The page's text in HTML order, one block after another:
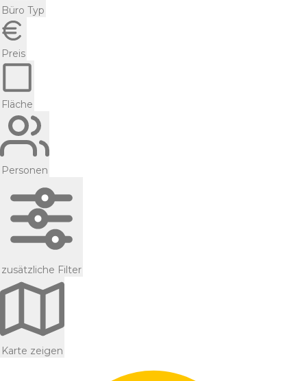
Büro Typ
Preis
Fläche
Personen
zusätzliche Filter
Karte zeigen